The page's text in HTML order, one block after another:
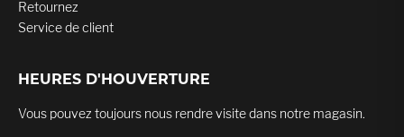
Retournez
Service de client
HEURES D'HOUVERTURE
Vous pouvez toujours nous rendre visite dans notre magasin.